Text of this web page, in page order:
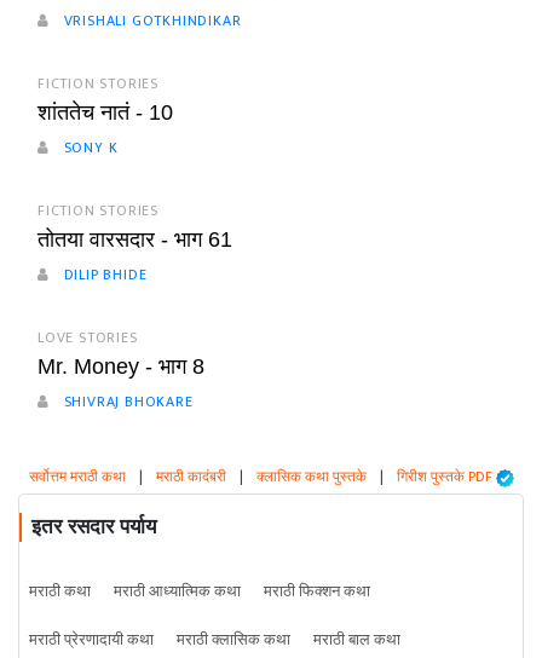
VRISHALI GOTKHINDIKAR
FICTION STORIES
शांततेच नातं - 10
SONY K
FICTION STORIES
तोतया वारसदार - भाग 61
DILIP BHIDE
LOVE STORIES
Mr. Money - भाग 8
SHIVRAJ BHOKARE
सर्वोत्तम मराठी कथा | मराठी कादंबरी | क्लासिक कथा पुस्तके | गिरीश पुस्तके PDF
इतर रसदार पर्याय
मराठी कथा मराठी आध्यात्मिक कथा
मराठी फिक्शन कथा
मराठी प्रेरणादायी कथा
मराठी क्लासिक कथा
मराठी बाल कथा